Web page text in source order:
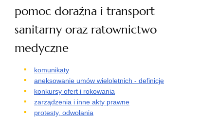
pomoc doraźna i transport
sanitarny oraz ratownictwo
medyczne
komunikaty
aneksowanie umów wieloletnich - definicje
konkursy ofert i rokowania
zarządzenia i inne akty prawne
protesty, odwołania